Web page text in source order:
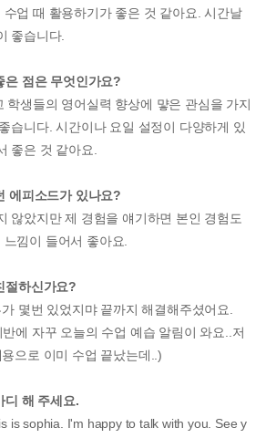
수업 때 활용하기가 좋은 것 같아요. 시간날
좋습니다.
은 점은 무엇인가요?
학생들의 영어실력 향상에 먛은 관심을 가지
습니다. 시간이나 요일 설정이 다양하게 있
좋은 것 같아요.
에피소드가 있나요?
않았지만 제 경험을 얘기하면 본인 경험도
낌이 들어서 좋아요.
절하신가요?
몇번 있었지먀 끝까지 해결해주셨어요.
에 자꾸 오늘의 수업 예습 알림이 와요..저
으로 이미 수업 끝났는데..)
디 해 주세요.
is sophia. I'm happy to talk with you. See y